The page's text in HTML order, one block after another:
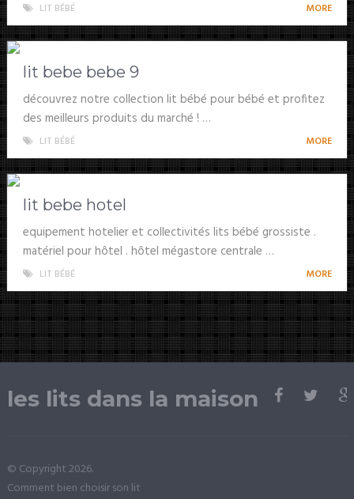
LIT BÉBÉ MORE
lit bebe bebe 9
découvrez notre collection lit bébé pour bébé et profitez
des meilleurs produits du marché ! …
LIT BÉBÉ MORE
lit bebe hotel
equipement hotelier et collectivités lits bébé grossiste .
matériel pour hôtel . hôtel mégastore centrale …
LIT BÉBÉ MORE
les lits dans la maison
© Copyright 2026.
Comment bien choisir son lit